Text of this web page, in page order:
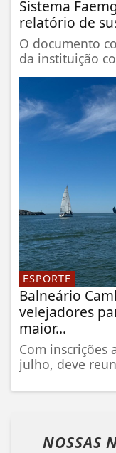
Sistema
relatório de
O documento
da instituição
ESPORTE
Balneário
velejadores
maior...
Com inscrições
julho, deve
NOSSAS